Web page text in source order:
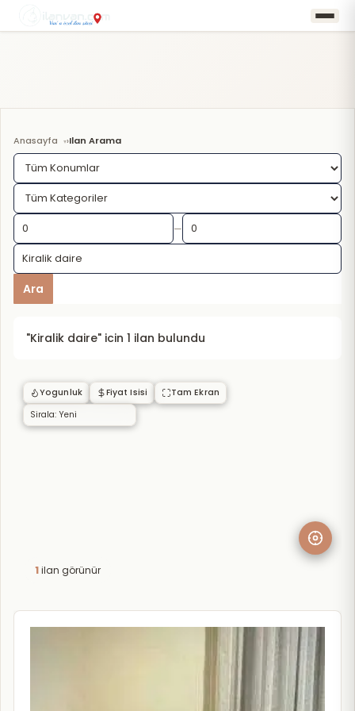
Anasayfa ›Ilan Arama
—
Ara
"Kiralik daire" icin 1 ilan bulundu
1ilan görünür
Yogunluk Fiyat Isisi Tam Ekran